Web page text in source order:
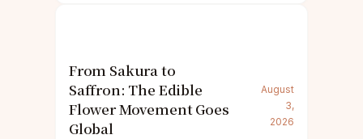
From Sakura to
Saffron: The Edible
Flower Movement Goes
Global
August
3,
2026